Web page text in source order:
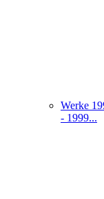
Werke
- 1999...